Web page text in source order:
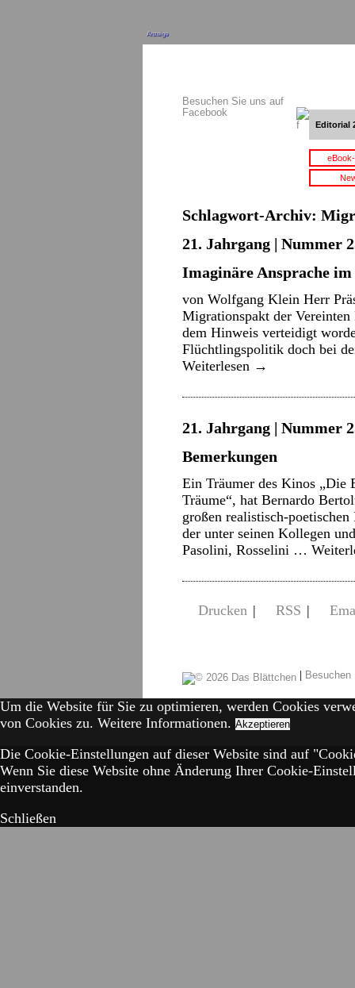
Anzeige
Besuchen Sie uns auf
Facebook
Editorial
Schlagwort-Archiv:
21. Jahrgang | Nummer
Imaginäre Ansprache im
von Wolfgang Klein Herr
Migrationspakt der
dem Hinweis verteidigt
Flüchtlingspolitik doch bei
Weiterlesen →
21. Jahrgang | Nummer
Bemerkungen
Ein Träumer des Kinos „Die
Träume“, hat Bernardo
großen realistisch-
der unter seinen Kollegen
Pasolini, Rosselini …
Drucken | RSS |
|
Um die Website für Sie zu optimieren, werden Cookies
von Cookies zu. Weitere Informationen. Akzeptieren
Die Cookie-Einstellungen auf dieser Website sind auf
Wenn Sie diese Website ohne Änderung Ihrer Cookie-
einverstanden.
Schließen